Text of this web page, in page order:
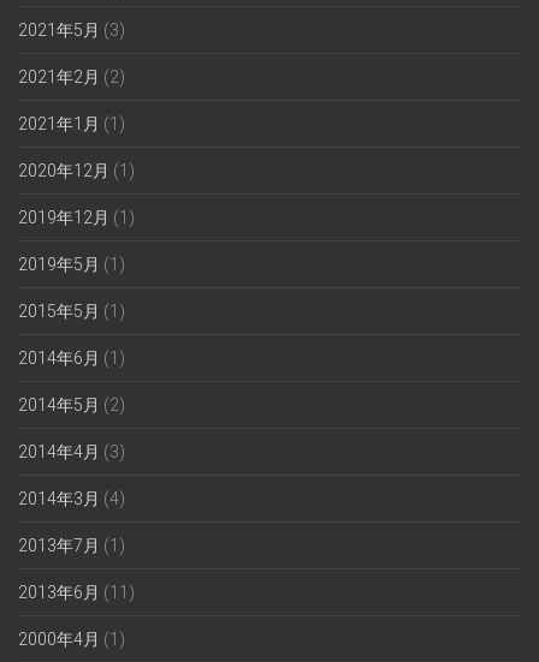
2021年5月 (3)
2021年2月 (2)
2021年1月 (1)
2020年12月 (1)
2019年12月 (1)
2019年5月 (1)
2015年5月 (1)
2014年6月 (1)
2014年5月 (2)
2014年4月 (3)
2014年3月 (4)
2013年7月 (1)
2013年6月 (11)
2000年4月 (1)